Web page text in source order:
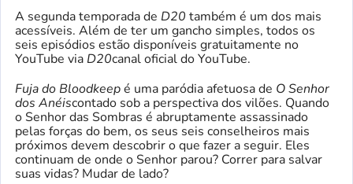
A segunda temporada de D20 também é um dos mais
acessíveis. Além de ter um gancho simples, todos os
seis episódios estão disponíveis gratuitamente no
YouTube via D20canal oficial do YouTube.
Fuja do Bloodkeepé uma paródia afetuosa de O Senhor
dos Anéiscontado sob a perspectiva dos vilões. Quando
o Senhor das Sombras é abruptamente assassinado
pelas forças do bem, os seus seis conselheiros mais
próximos devem descobrir o que fazer a seguir. Eles
continuam de onde o Senhor parou? Correr para salvar
suas vidas? Mudar de lado?